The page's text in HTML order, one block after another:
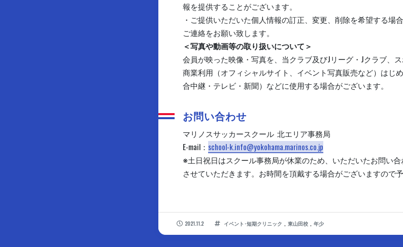
報を提供することがございます。
・ご提供いただいた個人情報の訂正、変更、削除を希望する場
ご連絡をお願い致します。
＜写真や動画等の取り扱いについて＞
会員が映った映像・写真を、当クラブ及びJリーグ・Jクラブ、
商業利用（オフィシャルサイト、イベント写真販売など）はじ
合中継・テレビ・新聞）などに使用する場合がございます。
お問い合わせ
マリノスサッカースクール 北エリア事務局
E-mail： school-k.info@yokohama.marinos.co.jp
※土日祝日はスクール事務局が休業のため、いただいたお問い
させていただきます。お時間を頂戴する場合がございますので予
2021.11.2 イベント･短期クリニック 東山田校 年少